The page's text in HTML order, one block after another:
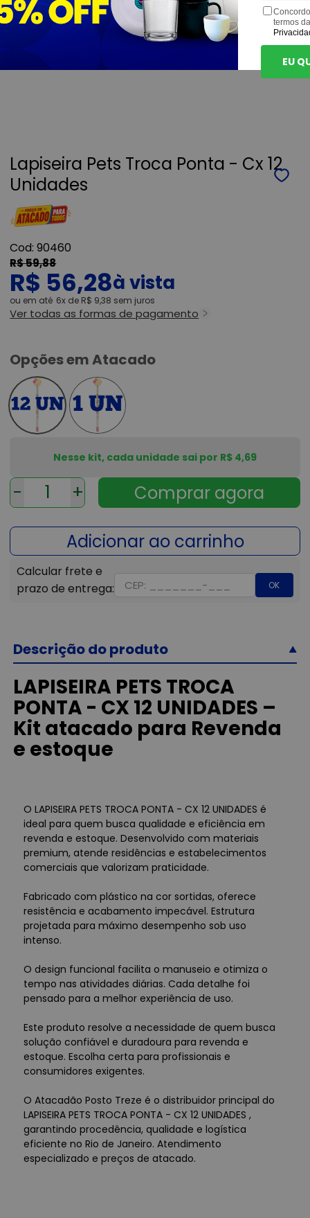
Lapiseira Pets Troca Ponta - Cx 12
Unidades
90460
R$ 59,88
R$ 56,28
ou 6x de R$ 9,38 sem juros
Ver todas as formas de pagamento
Opções em Atacado
- +
OK
Nesse kit, cada unidade sai por R$ 4,69
Descrição do produto
LAPISEIRA PETS TROCA
PONTA - CX 12 UNIDADES –
Kit atacado para Revenda
e estoque
O LAPISEIRA PETS TROCA PONTA - CX 12 UNIDADES é
ideal para quem busca qualidade e eficiência em
revenda e estoque. Desenvolvido com materiais
premium, atende residências e estabelecimentos
comerciais que valorizam praticidade.
Fabricado com plástico na cor sortidas, oferece
resistência e acabamento impecável. Estrutura
projetada para máximo desempenho sob uso
intenso.
O design funcional facilita o manuseio e otimiza o
tempo nas atividades diárias. Cada detalhe foi
pensado para a melhor experiência de uso.
Este produto resolve a necessidade de quem busca
solução confiável e duradoura para revenda e
estoque. Escolha certa para profissionais e
consumidores exigentes.
O Atacadão Posto Treze é o distribuidor principal do
LAPISEIRA PETS TROCA PONTA - CX 12 UNIDADES ,
garantindo procedência, qualidade e logística
eficiente no Rio de Janeiro. Atendimento
especializado e preços de atacado.
termos
EU